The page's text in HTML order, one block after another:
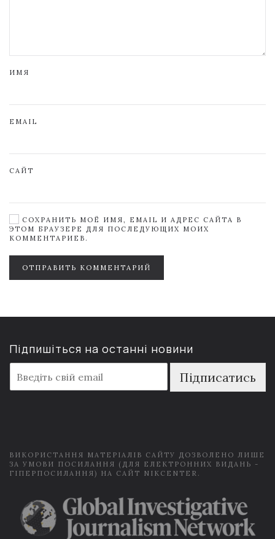
ИМЯ
EMAIL
САЙТ
СОХРАНИТЬ МОЁ ИМЯ, EMAIL И АДРЕС САЙТА В
ЭТОМ БРАУЗЕРЕ ДЛЯ ПОСЛЕДУЮЩИХ МОИХ
КОММЕНТАРИЕВ.
ОТПРАВИТЬ КОММЕНТАРИЙ
Підпишіться на останні новини
m
a
Підписатись
ВИКОРИСТАННЯ МАТЕРІАЛІВ САЙТУ ДОЗВОЛЕНО ЛИШЕ
ЗА УМОВИ ПОСИЛАННЯ (ДЛЯ ЕЛЕКТРОННИХ ВИДАНЬ -
ГІПЕРПОСИЛАННЯ) НА САЙТ NIKCENTER.